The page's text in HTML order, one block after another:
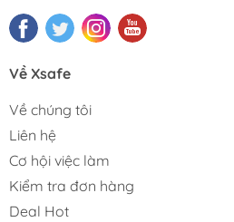
Về Xsafe
Về chúng tôi
Liên hệ
Cơ hội việc làm
Kiểm tra đơn hàng
Deal Hot